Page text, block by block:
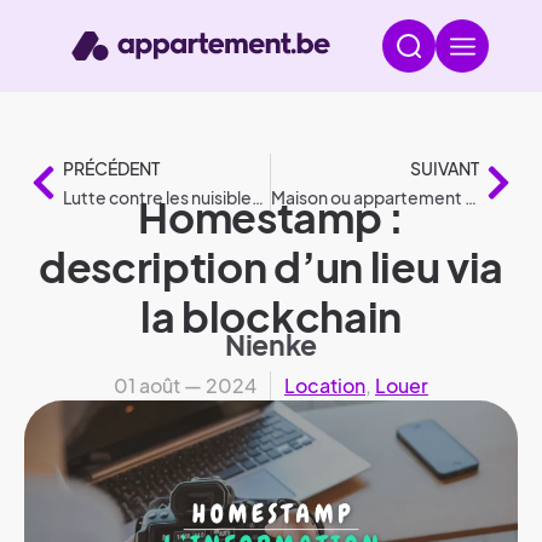
PRÉCÉDENT
Lutte contre les nuisibles : Conseils pratiques par animal
SUIVANT
Maison ou appartement imprimé en 3D : tout ce que vous devez savoir
Homestamp :
description d’un lieu via
la blockchain
Nienke
01 août — 2024 Location, Louer